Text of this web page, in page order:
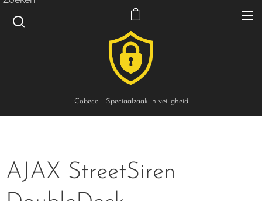
Cobeco - Speciaalzaak in veiligheid
AJAX StreetSiren